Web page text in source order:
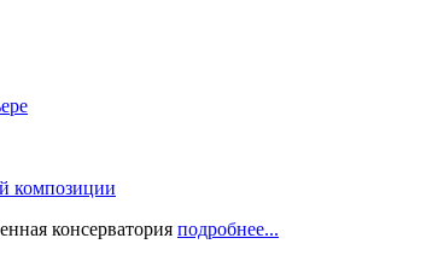
композиции
консерватория подробнее...